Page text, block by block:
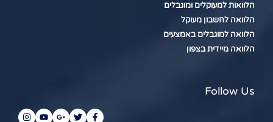
הלוואות למעוקלים ומוגבלים
הלוואה לחשבון מעוקל
הלוואה למוגבלים באמצעים
הלוואה מיידית בצפון
Follow Us